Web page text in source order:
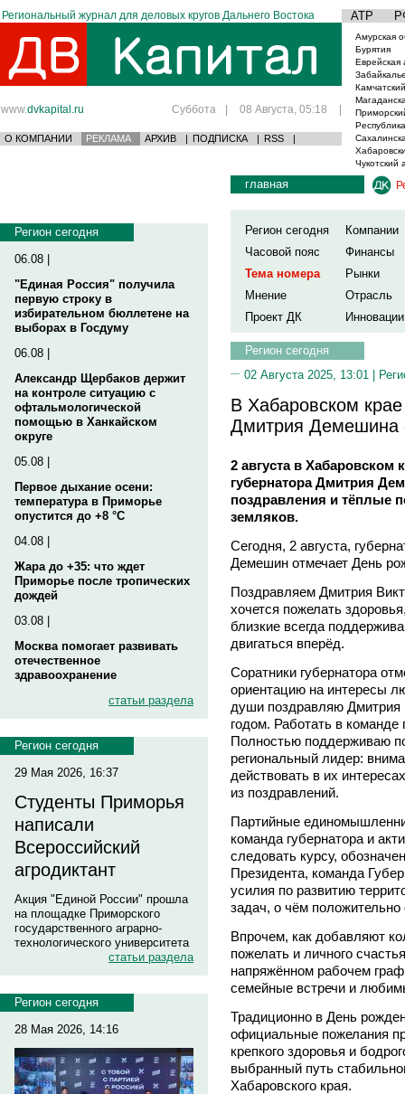
Региональный журнал для деловых кругов Дальнего Востока АТР
www.dvkapital.ru Суббота | 08 Августа, 05:18 |
О КОМПАНИИ РЕКЛАМА АРХИВ | ПОДПИСКА | RSS |
Амурская
Бурятия
Еврейская
Чукотский
Регион сегодня
06.08 |
"Единая Россия" получила
первую строку в
избирательном бюллетене на
выборах в Госдуму
06.08 |
Александр Щербаков держит
на контроле ситуацию с
офтальмологической
помощью в Ханкайском
округе
05.08 |
Первое дыхание осени:
температура в Приморье
опустится до +8 °C
04.08 |
Жара до +35: что ждет
Приморье после тропических
дождей
03.08 |
Москва помогает развивать
отечественное
здравоохранение
статьи раздела
Регион сегодня
29 Мая 2026, 16:37
Студенты Приморья
написали
Всероссийский
агродиктант
Акция "Единой России" прошла
на площадке Приморского
государственного аграрно-
технологического университета
статьи раздела
Регион сегодня
28 Мая 2026, 14:16
главная
Регион сегодня
Компании
Часовой пояс
Финансы
Тема номера
Рынки
Мнение
Отрасль
Проект ДК
Инновации
Регион сегодня
02 Августа 2025, 13:01 |
В Хабаровском
Дмитрия Демешина
2 августа в
губернатора Дмитрия
поздравления и тёплые
земляков.
Сегодня, 2 августа,
Демешин отмечает День
Поздравляем Дмитрия
хочется пожелать
близкие всегда
двигаться вперёд.
Соратники губернатора
ориентацию на интересы
души поздравляю Дмитрия
годом. Работать в
Полностью поддерживаю
региональный лидер:
действовать в их
из поздравлений.
Партийные
команда губернатора и
следовать курсу,
Президента, команда
усилия по развитию
задач, о чём
Впрочем, как добавляют
пожелать и личного
напряжённом рабочем
семейные встречи и
Традиционно в День
официальные пожелания
крепкого здоровья и
выбранный путь
Хабаровского края.